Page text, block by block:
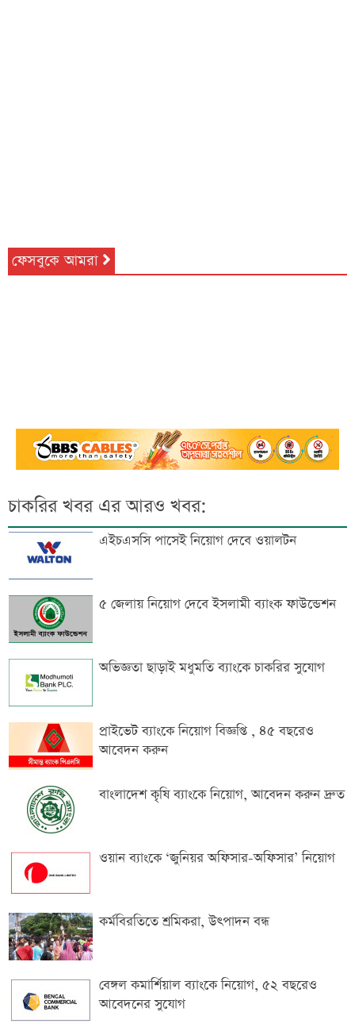
ফেসবুকে আমরা
চাকরির খবর এর আরও খবর:
এইচএসসি পাসেই নিয়োগ দেবে ওয়ালটন
৫ জেলায় নিয়োগ দেবে ইসলামী ব্যাংক ফাউন্ডেশন
অভিজ্ঞতা ছাড়াই মধুমতি ব্যাংকে চাকরির সুযোগ
প্রাইভেট ব্যাংকে নিয়োগ বিজ্ঞপ্তি , ৪৫ বছরেও
আবেদন করুন
বাংলাদেশ কৃষি ব্যাংকে নিয়োগ, আবেদন করুন দ্রুত
ওয়ান ব্যাংকে ‘জুনিয়র অফিসার-অফিসার’ নিয়োগ
কর্মবিরতিতে শ্রমিকরা, উৎপাদন বন্ধ
বেঙ্গল কমার্শিয়াল ব্যাংকে নিয়োগ, ৫২ বছরেও
আবেদনের সুযোগ